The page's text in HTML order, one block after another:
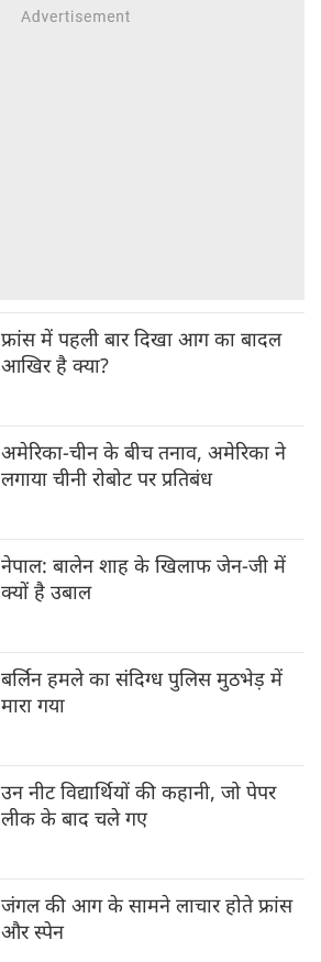
फ्रांस में पहली बार दिखा आग का बादल
आखिर है क्या?
अमेरिका-चीन के बीच तनाव, अमेरिका ने
लगाया चीनी रोबोट पर प्रतिबंध
नेपाल: बालेन शाह के खिलाफ जेन-जी में
क्यों है उबाल
बर्लिन हमले का संदिग्ध पुलिस मुठभेड़ में
मारा गया
उन नीट विद्यार्थियों की कहानी, जो पेपर
लीक के बाद चले गए
जंगल की आग के सामने लाचार होते फ्रांस
और स्पेन